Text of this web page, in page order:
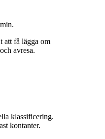
att få lägga om
avresa.
klassificering.
kontanter.